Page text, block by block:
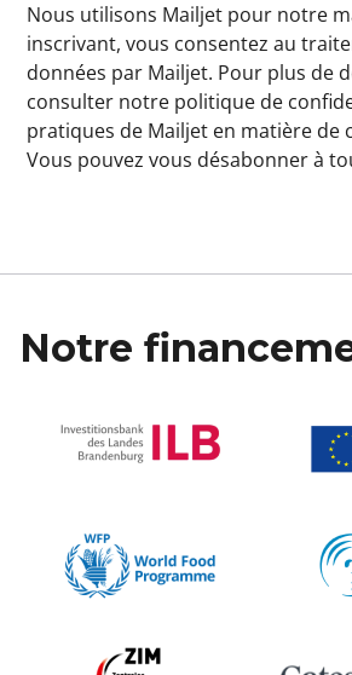
Nous utilisons Mailjet pour notre
inscrivant, vous consentez au
données par Mailjet. Pour plus de
consulter notre politique de
pratiques de Mailjet en matière de
Vous pouvez vous désabonner à
Notre